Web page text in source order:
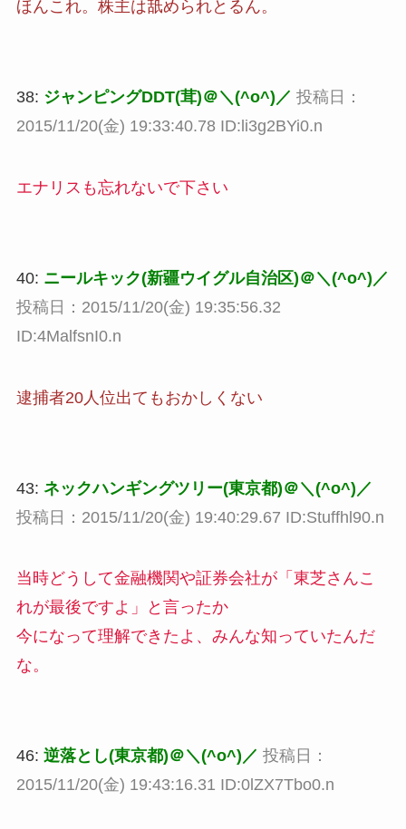
ほんこれ。株主は舐められとるん。
38: ジャンピングDDT(茸)＠＼(^o^)／ 投稿日：
2015/11/20(金) 19:33:40.78 ID:li3g2BYi0.n
エナリスも忘れないで下さい
40: ニールキック(新疆ウイグル自治区)＠＼(^o^)／
投稿日：2015/11/20(金) 19:35:56.32
ID:4MalfsnI0.n
逮捕者20人位出てもおかしくない
43: ネックハンギングツリー(東京都)＠＼(^o^)／
投稿日：2015/11/20(金) 19:40:29.67 ID:Stuffhl90.n
当時どうして金融機関や証券会社が「東芝さんこ
れが最後ですよ」と言ったか
今になって理解できたよ、みんな知っていたんだ
な。
46: 逆落とし(東京都)＠＼(^o^)／ 投稿日：
2015/11/20(金) 19:43:16.31 ID:0lZX7Tbo0.n